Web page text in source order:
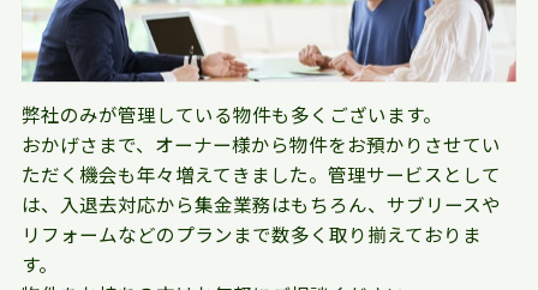
弊社のみが管理している物件も多くございます。
おかげさまで、オーナー様から物件をお預かりさせてい
ただく機会も年々増えてきました。管理サービスとして
は、入退去対応から集金業務はもちろん、サブリースや
リフォームなどのプランまで数多く取り揃えておりま
す。